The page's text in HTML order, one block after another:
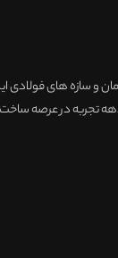
سازه های فولادی
تجربه در عرصه